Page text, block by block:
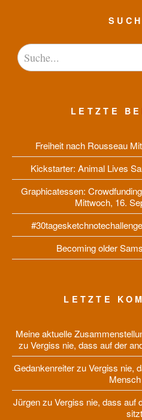
LETZTE
Freiheit nach Rousseau
Kickstarter: Animal Lives
Graphicatessen:
Mittwoch, 16.
#30tagesketchnotechallenge
Becoming older
LETZTE
Meine aktuelle
zuVergiss nie, dass auf der
GedankenreiterzuVergiss nie,
JürgenzuVergiss nie, dass auf
sitzt